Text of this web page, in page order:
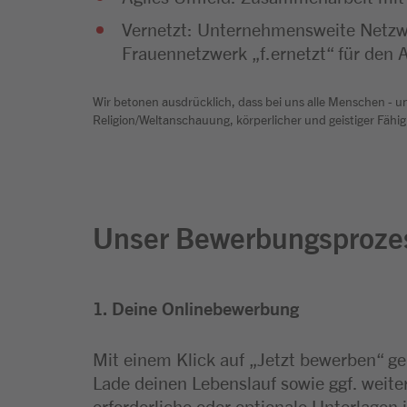
Vernetzt: Unternehmensweite
Frauennetzwerk „f.ernetzt“ für
Wir betonen ausdrücklich, dass bei uns alle Menschen -
Religion/Weltanschauung, körperlicher und geistiger
Unser
1. Deine Onlinebewerbung
Mit einem Klick auf „Jetzt bewerben“
Lade deinen Lebenslauf sowie ggf.
2. Sichtung deiner Bewerbung
Sobald deine Bewerbung bei uns
diese vom Recruiting-Team und dem
3. Einladung zum Interview
Fällt unsere Rückmeldung positiv aus,
zu einem ersten Kennenlerngespräch